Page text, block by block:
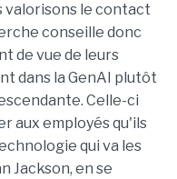
valorisons le contact
conseille donc
de vue de leurs
dans la GenAI plutôt
Celle-ci
aux employés qu'ils
qui va les
Jackson, en se